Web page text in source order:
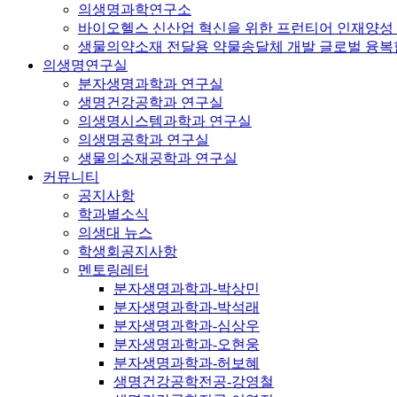
의생명과학연구소
바이오헬스 신산업 혁신을 위한 프런티어 인재양성
생물의약소재 전달용 약물송달체 개발 글로벌 융복
의생명연구실
분자생명과학과 연구실
생명건강공학과 연구실
의생명시스템과학과 연구실
의생명공학과 연구실
생물의소재공학과 연구실
커뮤니티
공지사항
학과별소식
의생대 뉴스
학생회공지사항
멘토링레터
분자생명과학과-박상민
분자생명과학과-박석래
분자생명과학과-심상우
분자생명과학과-오현웅
분자생명과학과-허보혜
생명건강공학전공-강영철